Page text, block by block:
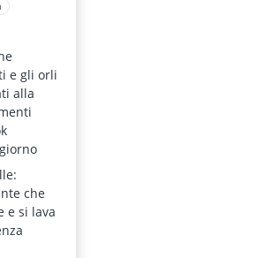
e gli orli
alla
che
e si lava